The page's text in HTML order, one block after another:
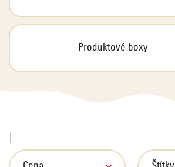
Produktové boxy
V
ý